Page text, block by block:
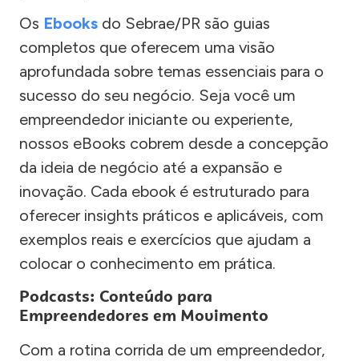
Os Ebooks do Sebrae/PR são guias
completos que oferecem uma visão
aprofundada sobre temas essenciais para o
sucesso do seu negócio. Seja você um
empreendedor iniciante ou experiente,
nossos eBooks cobrem desde a concepção
da ideia de negócio até a expansão e
inovação. Cada ebook é estruturado para
oferecer insights práticos e aplicáveis, com
exemplos reais e exercícios que ajudam a
colocar o conhecimento em prática.
Podcasts: Conteúdo para
Empreendedores em Movimento
Com a rotina corrida de um empreendedor,